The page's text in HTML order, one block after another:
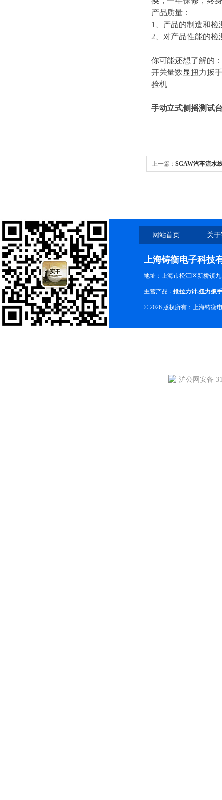
产品质量：
1、产品的制造和检
2、对产品性能的
你可能还想了解的：
开关量数显扭力扳
验机
手动立式侧摇测试
上一篇： SGAW汽车流水
网站首页 关
上海铸衡电子科技
地址：上海市松江区新桥镇
主营产品： 推拉力计,扭力扳手
© 2026 版权所有：上海铸衡
沪公网安备